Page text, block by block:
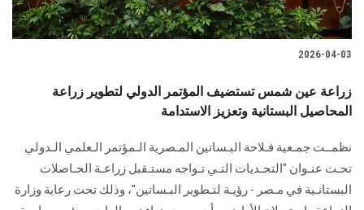
2026-04-03
زراعة عين شمس تستضيف المؤتمر الدولي لتطوير زراعة
المحاصيل البستانية وتعزيز الاستدامة
نظمــت جمـعية فـلاحة البـساتين المـصرية الـمؤتمر الـعلمي الـدولي
تحـت عنـوان "التحـديات التـي تـواجه مستـقبل زراعـة الحـاصلات
البستانـية في مـصر - رؤيـة لتـطوير البـساتين"، وذلك تحت رعاية وزارة